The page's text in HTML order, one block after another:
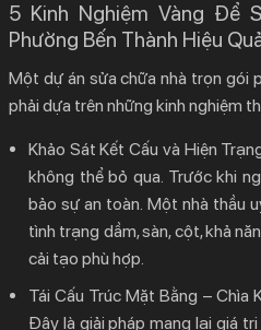
5 Kinh Nghiệm Vàng Để
Phường Bến Thành Hiệu
Một dự án sửa chữa nhà trọn gói
phải dựa trên những kinh nghiệm
Khảo Sát Kết Cấu và Hiện
không thể bỏ qua. Trước khi
bảo sự an toàn. Một nhà thầu
tình trạng dầm, sàn, cột, khả
cải tạo phù hợp.
Tái Cấu Trúc Mặt Bằng – Chìa
Đây là giải pháp mang lại giá